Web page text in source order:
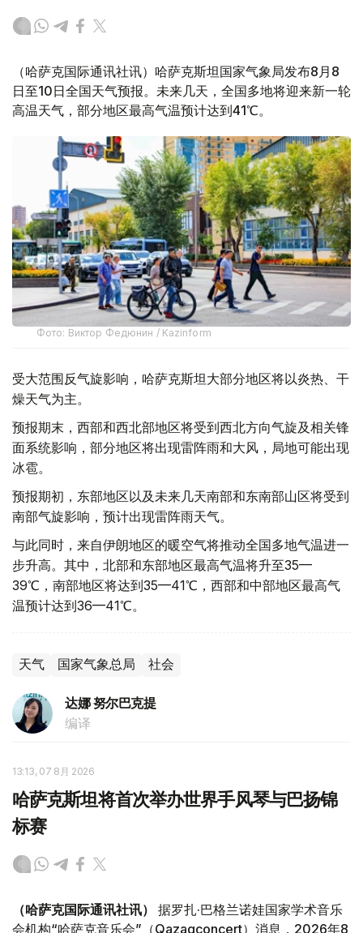
（哈萨克国际通讯社讯）哈萨克斯坦国家气象局发布8月8
日至10日全国天气预报。未来几天，全国多地将迎来新一轮
高温天气，部分地区最高气温预计达到41℃。
Фото: Виктор Федюнин / Kazinform
受大范围反气旋影响，哈萨克斯坦大部分地区将以炎热、干
燥天气为主。
预报期末，西部和西北部地区将受到西北方向气旋及相关锋
面系统影响，部分地区将出现雷阵雨和大风，局地可能出现
冰雹。
预报期初，东部地区以及未来几天南部和东南部山区将受到
南部气旋影响，预计出现雷阵雨天气。
与此同时，来自伊朗地区的暖空气将推动全国多地气温进一
步升高。其中，北部和东部地区最高气温将升至35—
39℃，南部地区将达到35—41℃，西部和中部地区最高气
温预计达到36—41℃。
天气 国家气象总局 社会
达娜 努尔巴克提
编译
13:13, 07 8月 2026
哈萨克斯坦将首次举办世界手风琴与巴扬锦
标赛
（哈萨克国际通讯社讯）
据罗扎·巴格兰诺娃国家学术音乐
会机构“哈萨克音乐会”（Qazaqconcert）消息，2026年8